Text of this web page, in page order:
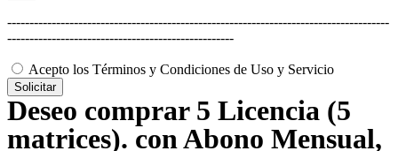
--------------------------------------------------------------------------------------
---------------------------------------------------
Acepto los Términos y Condiciones de Uso y Servicio
Solicitar
Deseo comprar 5 Licencia (5
matrices). con Abono Mensual,